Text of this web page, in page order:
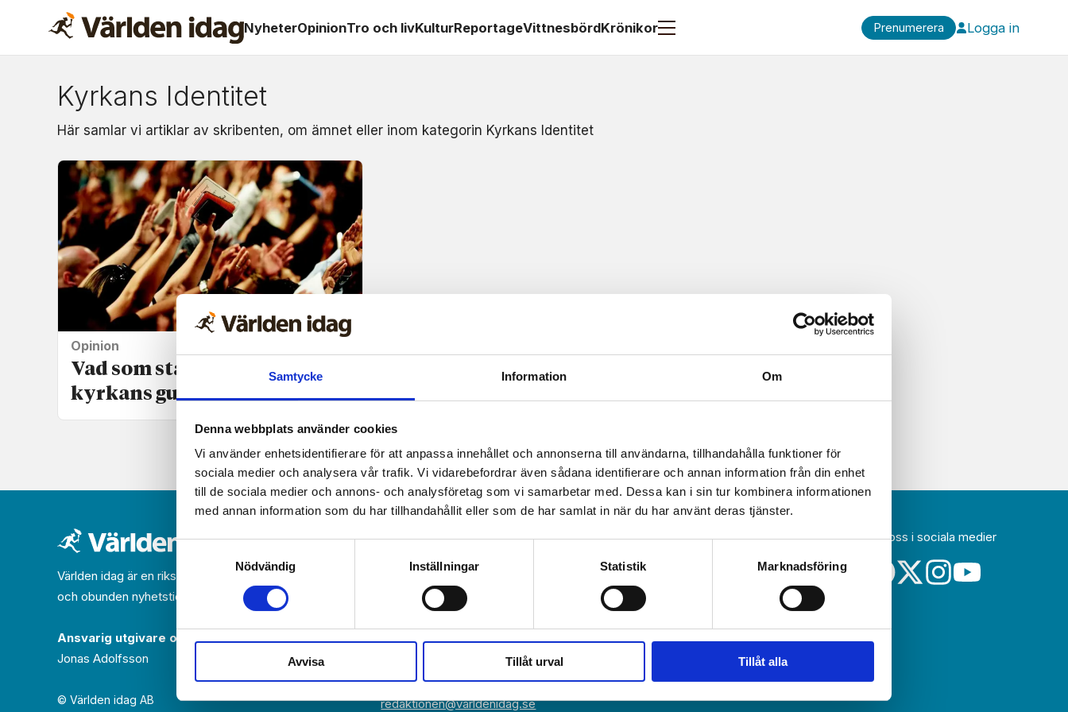
Samtycke Information Om
Denna webbplats använder cookies
Vi använder enhetsidentifierare för att anpassa innehållet och annonserna till användarna, tillhandahålla funktioner för
sociala medier och analysera vår trafik. Vi vidarebefordrar även sådana identifierare och annan information från din enhet
till de sociala medier och annons- och analysföretag som vi samarbetar med. Dessa kan i sin tur kombinera informationen
med annan information som du har tillhandahållit eller som de har samlat in när du har använt deras tjänster.
Nödvändig
Inställningar Statistik Marknadsföring
Avvisa Tillåt urval Tillåt alla
NyheterOpinionTro och livKulturReportageVittnesbördKrönikor Prenumerera Logga in
Om:
kyrkans
identitet
Kyrkans Identitet
Här samlar vi artiklar av skribenten, om ämnet eller inom kategorin Kyrkans Identitet
Opinion
Vad som står på spel är
kyrkans gudagivna identitet
Världen idag är en rikstäckande
och obunden nyhets­­­tidning på kristen grund.
Ansvarig utgivare och chef­redaktör:
Jonas Adolfsson
© Världen idag AB
Växel:
(kl 10–12, 14–16)
Kundservice:
kundtjanst@varldenidag.se
redaktionen@varldenidag.se
Om Världen idag
Kundservice
Prenumerera
Annonsera
Följ oss i sociala medier